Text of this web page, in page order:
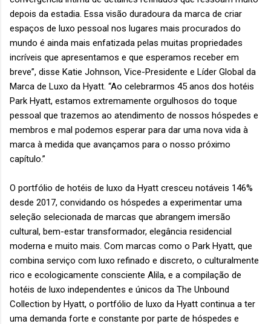
depois da estadia. Essa visão duradoura da marca de criar
espaços de luxo pessoal nos lugares mais procurados do
mundo é ainda mais enfatizada pelas muitas propriedades
incríveis que apresentamos e que esperamos receber em
breve”, disse Katie Johnson, Vice-Presidente e Líder Global da
Marca de Luxo da Hyatt. “Ao celebrarmos 45 anos dos hotéis
Park Hyatt, estamos extremamente orgulhosos do toque
pessoal que trazemos ao atendimento de nossos hóspedes e
membros e mal podemos esperar para dar uma nova vida à
marca à medida que avançamos para o nosso próximo
capítulo.”
O portfólio de hotéis de luxo da Hyatt cresceu notáveis ​​146%
desde 2017, convidando os hóspedes a experimentar uma
seleção selecionada de marcas que abrangem imersão
cultural, bem-estar transformador, elegância residencial
moderna e muito mais. Com marcas como o Park Hyatt, que
combina serviço com luxo refinado e discreto, o culturalmente
rico e ecologicamente consciente Alila, e a compilação de
hotéis de luxo independentes e únicos da The Unbound
Collection by Hyatt, o portfólio de luxo da Hyatt continua a ter
uma demanda forte e constante por parte de hóspedes e